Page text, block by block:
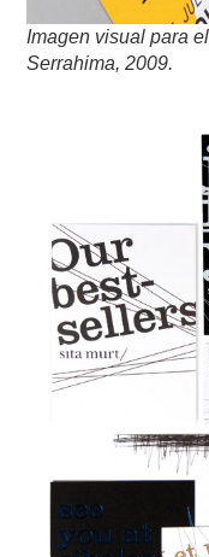
Imagen visual para
Serrahima, 2009.